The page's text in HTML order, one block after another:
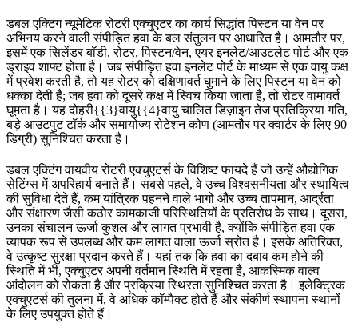
डबल एक्टिंग न्यूमेटिक रोटरी एक्चुएटर का कार्य सिद्धांत पिस्टन या वेन पर
अभिनय करने वाली संपीड़ित हवा के बल संतुलन पर आधारित है। आमतौर पर,
इसमें एक सिलेंडर बॉडी, रोटर, पिस्टन/वेन, एयर इनलेट/आउटलेट पोर्ट और एक
ड्राइव शाफ्ट होता है। जब संपीड़ित हवा इनलेट पोर्ट के माध्यम से एक वायु कक्ष
में प्रवेश करती है, तो यह रोटर को दक्षिणावर्त घुमाने के लिए पिस्टन या वेन को
धक्का देती है; जब हवा को दूसरे कक्ष में स्विच किया जाता है, तो रोटर वामावर्त
घूमता है। यह दोहरी{{3}वायु{{4}वायु चालित डिज़ाइन तेज प्रतिक्रिया गति,
बड़े आउटपुट टॉर्क और समायोज्य रोटेशन कोण (आमतौर पर क्वार्टर के लिए 90
डिग्री) सुनिश्चित करता है।
डबल एक्टिंग वायवीय रोटरी एक्चुएटर्स के विशिष्ट फायदे हैं जो उन्हें औद्योगिक
सेटिंग्स में अपरिहार्य बनाते हैं। सबसे पहले, वे उच्च विश्वसनीयता और स्थायित्व
की सुविधा देते हैं, कम यांत्रिक पहनने वाले भागों और उच्च तापमान, आर्द्रता
और संक्षारण जैसी कठोर कामकाजी परिस्थितियों के प्रतिरोध के साथ। दूसरा,
उनका संचालन ऊर्जा कुशल और लागत प्रभावी है, क्योंकि संपीड़ित हवा एक
व्यापक रूप से उपलब्ध और कम लागत वाला ऊर्जा स्रोत है। इसके अतिरिक्त,
वे उत्कृष्ट सुरक्षा प्रदान करते हैं। यहां तक ​​कि हवा का दबाव कम होने की
स्थिति में भी, एक्चुएटर अपनी वर्तमान स्थिति में रहता है, आकस्मिक वाल्व
आंदोलन को रोकता है और प्रक्रिया स्थिरता सुनिश्चित करता है। इलेक्ट्रिक
एक्चुएटर्स की तुलना में, वे अधिक कॉम्पैक्ट होते हैं और संकीर्ण स्थापना स्थानों
के लिए उपयुक्त होते हैं।